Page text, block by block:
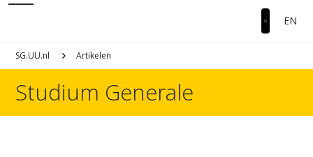
EN
SG.UU.nl Artikelen
Studium Generale